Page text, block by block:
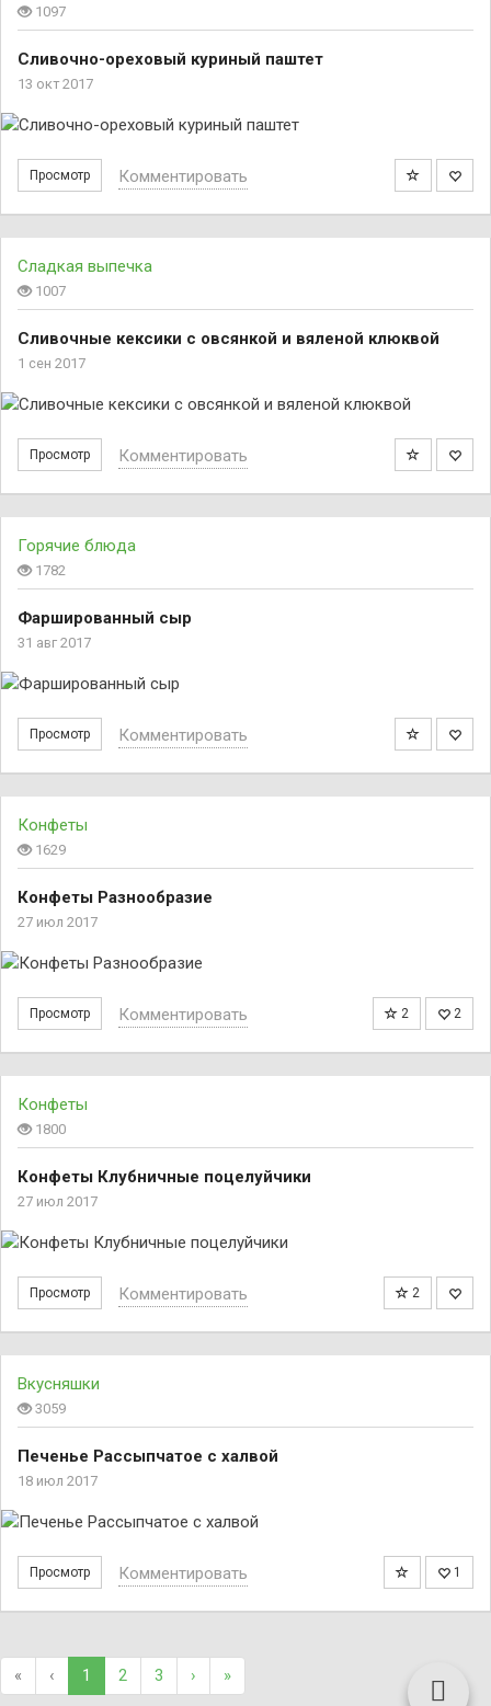
1097
Сливочно-ореховый куриный паштет
13 окт 2017
Просмотр Комментировать
Сладкая выпечка
1007
Сливочные кексики с овсянкой и вяленой клюквой
1 сен 2017
Просмотр Комментировать
Горячие блюда
1782
Фаршированный сыр
31 авг 2017
Просмотр Комментировать
Конфеты
1629
Конфеты Разнообразие
27 июл 2017
Просмотр 2 2
Комментировать
Конфеты
1800
Конфеты Клубничные поцелуйчики
27 июл 2017
Просмотр 2
Комментировать
Вкусняшки
3059
Печенье Рассыпчатое с халвой
18 июл 2017
Просмотр 1
Комментировать
« ‹ 1 2 3 › »